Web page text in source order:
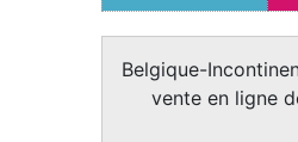
Belgique-
vente en ligne